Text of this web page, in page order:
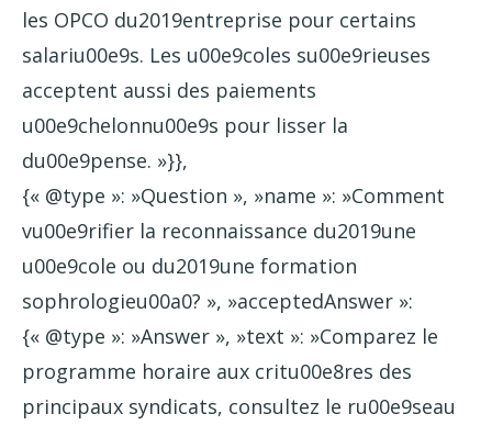
les OPCO du2019entreprise pour certains
salariu00e9s. Les u00e9coles su00e9rieuses
acceptent aussi des paiements
u00e9chelonnu00e9s pour lisser la
du00e9pense. »}},
{« @type »: »Question », »name »: »Comment
vu00e9rifier la reconnaissance du2019une
u00e9cole ou du2019une formation
sophrologieu00a0? », »acceptedAnswer »:
{« @type »: »Answer », »text »: »Comparez le
programme horaire aux critu00e8res des
principaux syndicats, consultez le ru00e9seau